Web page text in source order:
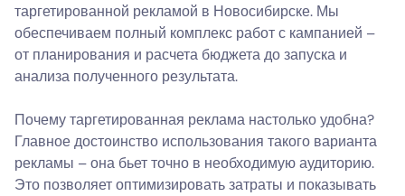
таргетированной рекламой в Новосибирске. Мы
обеспечиваем полный комплекс работ с кампанией –
от планирования и расчета бюджета до запуска и
анализа полученного результата.
Почему таргетированная реклама настолько удобна?
Главное достоинство использования такого варианта
рекламы – она бьет точно в необходимую аудиторию.
Это позволяет оптимизировать затраты и показывать